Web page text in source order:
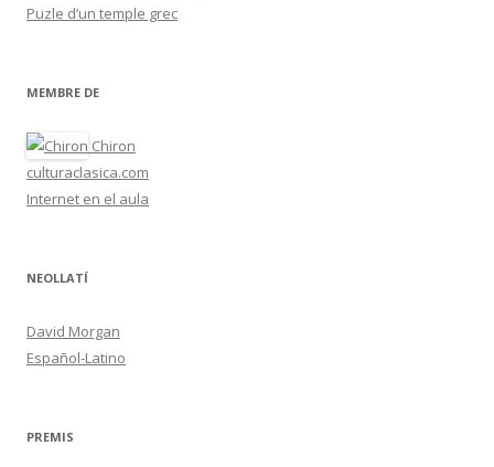
Puzle d’un temple grec
MEMBRE DE
Chiron
culturaclasica.com
Internet en el aula
NEOLLATÍ
David Morgan
Español-Latino
PREMIS